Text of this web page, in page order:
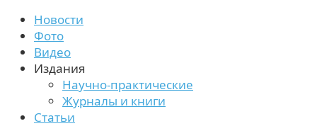
Новости
Фото
Видео
Издания
Научно-практические
Журналы и книги
Статьи